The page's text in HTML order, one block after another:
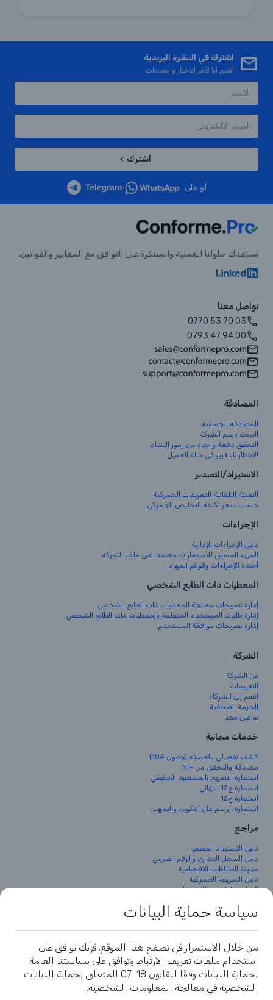
اشترك في النشرة البريدية
انضم لنا لآخر الأخبار والخدمات.
اشترك
أو على •
تساعدك حلولنا العملية والمبتكرة على التوافق مع المعايير والقوانين.
تواصل معنا
0770 53 70 03
0793 47 94 00
المصادقة
المصادقة الجماعية
البحث باسم الشركة
التحقق دفعة واحدة من رموز النشاط
الإخطار بالتغيير في حالة العميل
الاستيراد/التصدير
التعبئة التلقائية للتعريفات الجمركية
حساب سعر تكلفة التخليص الجمركي
الإجراءات
دليل الإجراءات الإدارية
الملء المسبق للاستمارات معتمدا على ملف الشركة
أجندة الإجراءات وقوائم المهام
المعطيات ذات الطابع الشخصي
إدارة تصريحات معالجة المعطيات ذات الطابع الشخصي
إدارة طلبات المستخدم المتعلقة بالمعطيات ذات الطابع الشخصي
إدارة تصريحات موافقة المستخدم
الشركة
عن الشركة
التقييمات
انضم إلى الشركاء
الحزمة الصحفية
تواصل معنا
خدمات مجانية
كشف تفصيلي بالعملاء (جدول 104)
مصادقة والتحقق من NIF
استمارة التصريح بالمستفيد الحقيقي
استمارة ج12 النهائي
استمارة ج12
استمارة الرسم على التكوين والتمهين
مراجع
دليل الاستيراد المصغر
دليل السجل التجاري والرقم الضريبي
مدونة النشاطات الاقتصادية
دليل التعريفة الجمركية
البرنامج التقديري للاستيراد
مركز الامتثال
الشروط والسياسات
شروط الاستخدام
سياسة الخصوصية
سياسة حماية البيانات
من خلال الاستمرار في تصفح هذا الموقع، فإنك توافق على
استخدام ملفات تعريف الارتباط وتوافق على سياستنا العامة
لحماية البيانات وفقًا للقانون 18-07 المتعلق بحماية البيانات
الشخصية في معالجة المعلومات الشخصية.